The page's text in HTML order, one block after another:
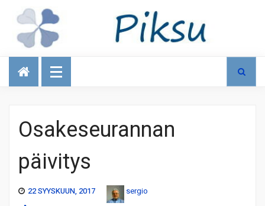
Talous
Osakeseurannan
päivitys
22 SYYSKUUN, 2017 sergio